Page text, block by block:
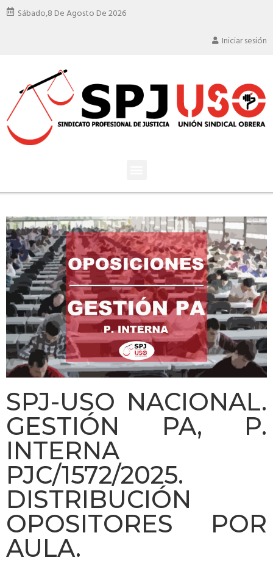
Sábado,8 De Agosto De 2026
Iniciar sesión
SPJ-USO NACIONAL.
GESTIÓN PA, P.
INTERNA
PJC/1572/2025.
DISTRIBUCIÓN
OPOSITORES POR
AULA.